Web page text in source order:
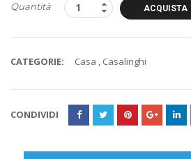
Quantità ACQUISTA
CATEGORIE: Casa , Casalinghi
CONDIVIDI